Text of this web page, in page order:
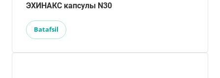
ЭХИНАКС капсулы N30
Batafsil